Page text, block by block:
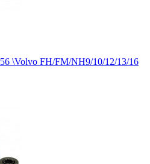
\Volvo FH/FM/NH9/10/12/13/16